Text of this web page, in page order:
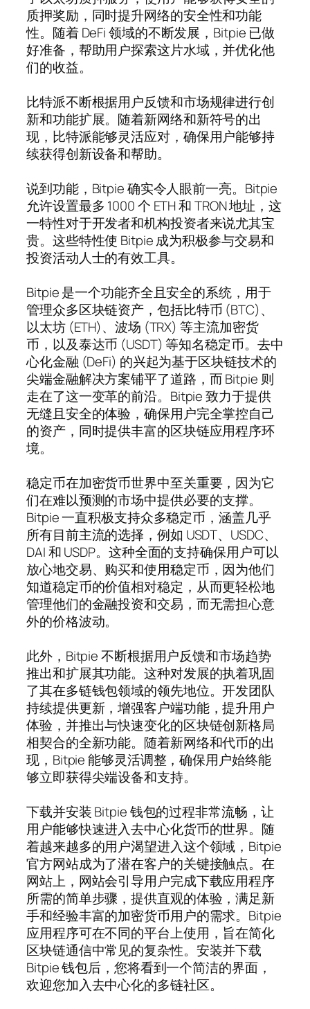
质押奖励，同时提升网络的安全性和功能
性。随着 DeFi 领域的不断发展，Bitpie 已做
好准备，帮助用户探索这片水域，并优化他
们的收益。
比特派不断根据用户反馈和市场规律进行创
新和功能扩展。随着新网络和新符号的出
现，比特派能够灵活应对，确保用户能够持
续获得创新设备和帮助。
说到功能，Bitpie 确实令人眼前一亮。Bitpie
允许设置最多 1000 个 ETH 和 TRON 地址，这
一特性对于开发者和机构投资者来说尤其宝
贵。这些特性使 Bitpie 成为积极参与交易和
投资活动人士的有效工具。
Bitpie 是一个功能齐全且安全的系统，用于
管理众多区块链资产，包括比特币 (BTC)、
以太坊 (ETH)、波场 (TRX) 等主流加密货
币，以及泰达币 (USDT) 等知名稳定币。去中
心化金融 (DeFi) 的兴起为基于区块链技术的
尖端金融解决方案铺平了道路，而 Bitpie 则
走在了这一变革的前沿。Bitpie 致力于提供
无缝且安全的体验，确保用户完全掌控自己
的资产，同时提供丰富的区块链应用程序环
境。
稳定币在加密货币世界中至关重要，因为它
们在难以预测的市场中提供必要的支撑。
Bitpie 一直积极支持众多稳定币，涵盖几乎
所有目前主流的选择，例如 USDT、USDC、
DAI 和 USDP。这种全面的支持确保用户可以
放心地交易、购买和使用稳定币，因为他们
知道稳定币的价值相对稳定，从而更轻松地
管理他们的金融投资和交易，而无需担心意
外的价格波动。
此外，Bitpie 不断根据用户反馈和市场趋势
推出和扩展其功能。这种对发展的执着巩固
了其在多链钱包领域的领先地位。开发团队
持续提供更新，增强客户端功能，提升用户
体验，并推出与快速变化的区块链创新格局
相契合的全新功能。随着新网络和代币的出
现，Bitpie 能够灵活调整，确保用户始终能
够立即获得尖端设备和支持。
下载并安装 Bitpie 钱包的过程非常流畅，让
用户能够快速进入去中心化货币的世界。随
着越来越多的用户渴望进入这个领域，Bitpie
官方网站成为了潜在客户的关键接触点。在
网站上，网站会引导用户完成下载应用程序
所需的简单步骤，提供直观的体验，满足新
手和经验丰富的加密货币用户的需求。Bitpie
应用程序可在不同的平台上使用，旨在简化
区块链通信中常见的复杂性。安装并下载
Bitpie 钱包后，您将看到一个简洁的界面，
欢迎您加入去中心化的多链社区。